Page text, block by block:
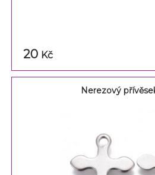
20 Kč
Nerezový